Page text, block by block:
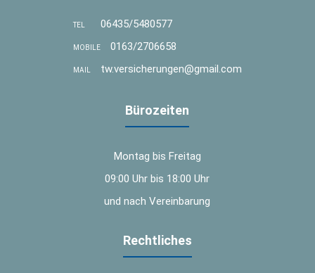
TEL 06435/5480577
MOBILE 0163/2706658
MAIL tw.versicherungen@gmail.com
Bürozeiten
Montag bis Freitag
09:00 Uhr bis 18:00 Uhr
und nach Vereinbarung
Rechtliches